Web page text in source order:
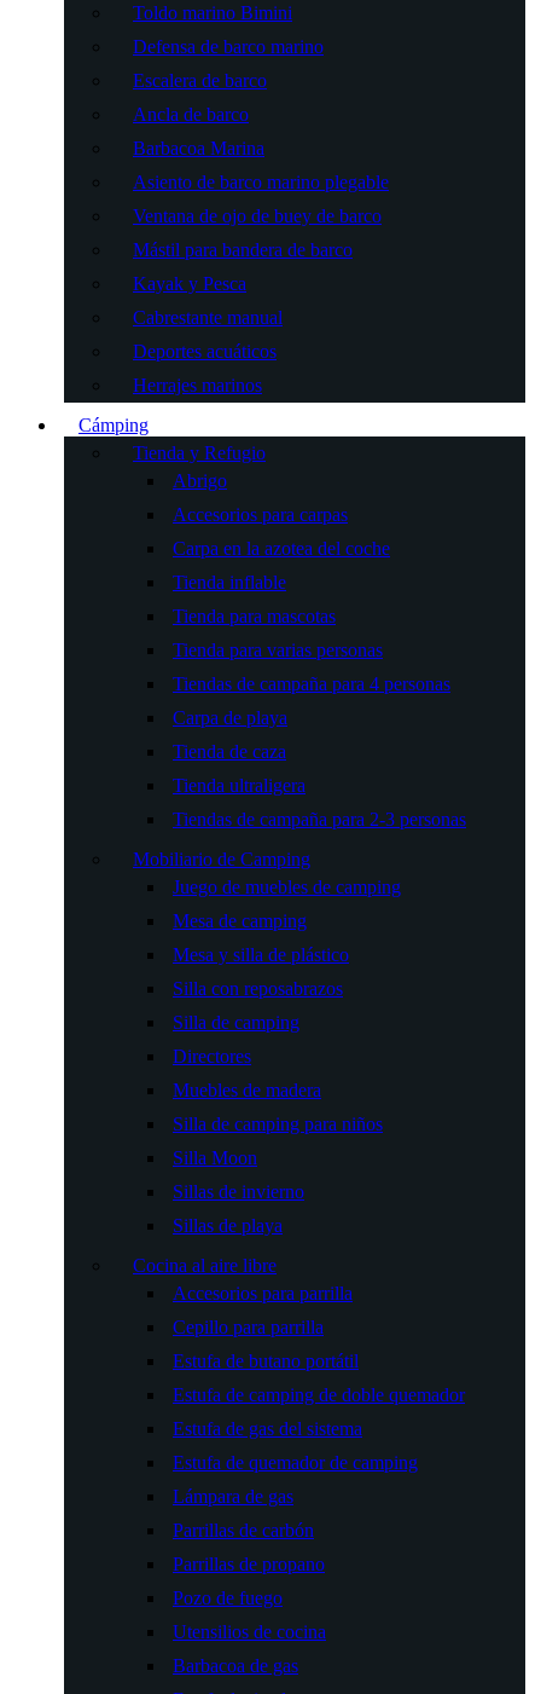
Toldo marino Bimini
Defensa de barco marino
Escalera de barco
Ancla de barco
Barbacoa Marina
Asiento de barco marino plegable
Ventana de ojo de buey de barco
Mástil para bandera de barco
Kayak y Pesca
Cabrestante manual
Deportes acuáticos
Herrajes marinos
Cámping
Tienda y Refugio
Abrigo
Accesorios para carpas
Carpa en la azotea del coche
Tienda inflable
Tienda para mascotas
Tienda para varias personas
Tiendas de campaña para 4 personas
Carpa de playa
Tienda de caza
Tienda ultraligera
Tiendas de campaña para 2-3 personas
Mobiliario de Camping
Juego de muebles de camping
Mesa de camping
Mesa y silla de plástico
Silla con reposabrazos
Silla de camping
Directores
Muebles de madera
Silla de camping para niños
Silla Moon
Sillas de invierno
Sillas de playa
Cocina al aire libre
Accesorios para parrilla
Cepillo para parrilla
Estufa de butano portátil
Estufa de camping de doble quemador
Estufa de gas del sistema
Estufa de quemador de camping
Lámpara de gas
Parrillas de carbón
Parrillas de propano
Pozo de fuego
Utensilios de cocina
Barbacoa de gas